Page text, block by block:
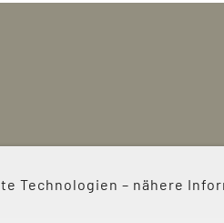
Technologien – nähere